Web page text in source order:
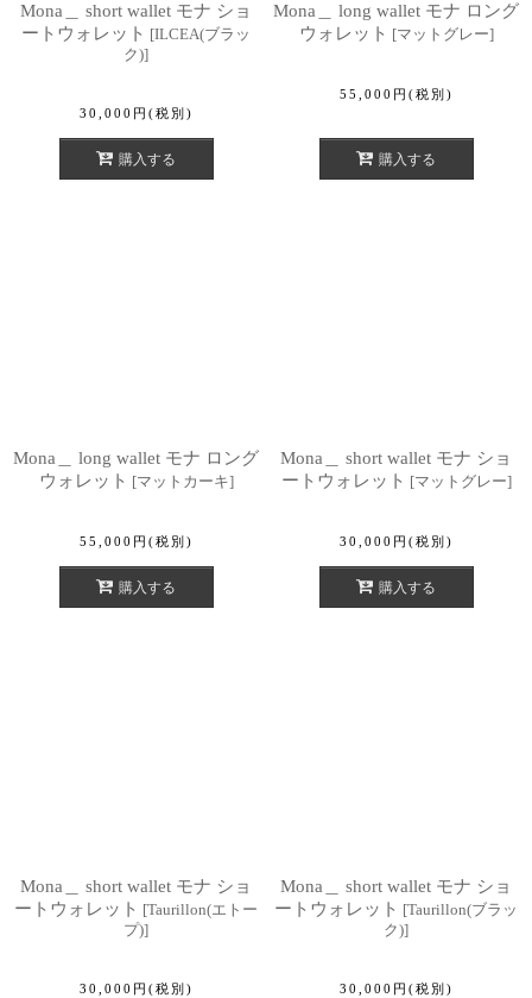
Mona＿ short wallet モナ ショ
ートウォレット [ILCEA(ブラッ
ク)]
30,000 円 (税別)
購入する
Mona＿ long wallet モナ ロング
ウォレット [マットグレー]
55,000 円 (税別)
購入する
Mona＿ long wallet モナ ロング
ウォレット [マットカーキ]
55,000 円 (税別)
購入する
Mona＿ short wallet モナ ショ
ートウォレット [マットグレー]
30,000 円 (税別)
購入する
Mona＿ short wallet モナ ショ
ートウォレット [Taurillon(エトー
プ)]
30,000 円 (税別)
Mona＿ short wallet モナ ショ
ートウォレット [Taurillon(ブラッ
ク)]
30,000 円 (税別)